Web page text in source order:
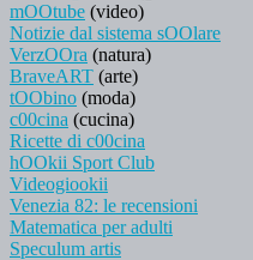
mOOtube (video)
Notizie dal sistema sOOlare
VerzOOra (natura)
BraveART (arte)
tOObino (moda)
c00cina (cucina)
Ricette di c00cina
hOOkii Sport Club
Videogiookii
Venezia 82: le recensioni
Matematica per adulti
Speculum artis